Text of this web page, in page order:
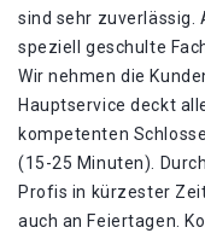
sind sehr zuverlässig.
speziell geschulte
Wir nehmen die
Hauptservice deckt
kompetenten
(15-25 Minuten).
Profis in kürzester
auch an Feiertagen.